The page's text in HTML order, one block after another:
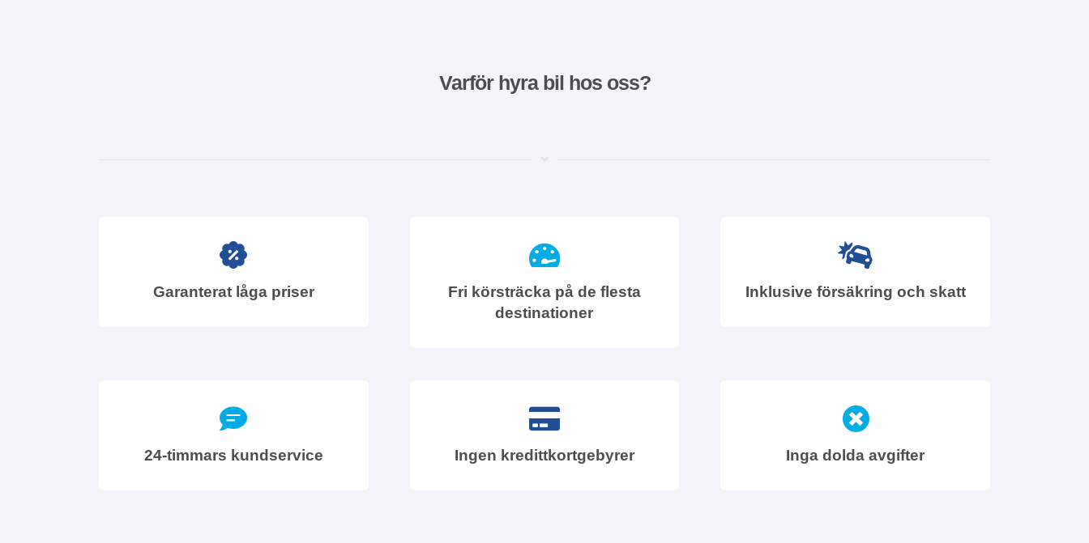
Varför hyra bil hos oss?
Garanterat låga priser
Fri körsträcka på de flesta
destinationer
Inklusive försäkring och skatt
24-timmars kundservice Ingen kredittkortgebyrer Inga dolda avgifter